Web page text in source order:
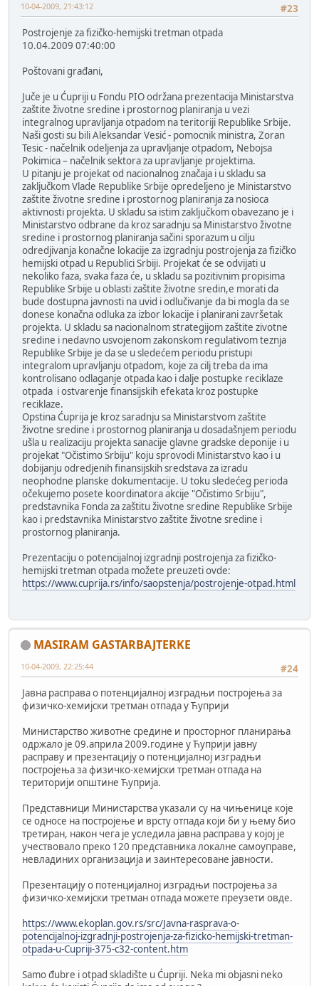
#23
10-04-2009, 21:43:12
Postrojenje za fizičko-hemijski tretman otpada
10.04.2009 07:40:00
Poštovani građani,
Juče je u Ćupriji u Fondu PIO održana prezentacija Ministarstva
zaštite životne sredine i prostornog planiranja u vezi
integralnog upravljanja otpadom na teritoriji Republike Srbije.
Naši gosti su bili Aleksandar Vesić - pomocnik ministra, Zoran
Tesic - načelnik odeljenja za upravljanje otpadom, Nebojsa
Pokimica – načelnik sektora za upravljanje projektima.
U pitanju je projekat od nacionalnog značaja i u skladu sa
zaključkom Vlade Republike Srbije opredeljeno je Ministarstvo
zaštite životne sredine i prostornog planiranja za nosioca
aktivnosti projekta. U skladu sa istim zaključkom obavezano je i
Ministarstvo odbrane da kroz saradnju sa Ministarstvo životne
sredine i prostornog planiranja sačini sporazum u cilju
odredjivanja konačne lokacije za izgradnju postrojenja za fizičko
hemijski otpad u Republici Srbiji. Projekat će se odvijati u
nekoliko faza, svaka faza će, u skladu sa pozitivnim propisima
Republike Srbije u oblasti zaštite životne sredin,e morati da
bude dostupna javnosti na uvid i odlučivanje da bi mogla da se
donese konačna odluka za izbor lokacije i planirani završetak
projekta. U skladu sa nacionalnom strategijom zaštite zivotne
sredine i nedavno usvojenom zakonskom regulativom teznja
Republike Srbije je da se u sledećem periodu pristupi
integralom upravljanju otpadom, koje za cilj treba da ima
kontrolisano odlaganje otpada kao i dalje postupke reciklaze
otpada i ostvarenje finansijskih efekata kroz postupke
reciklaze.
Opstina Ćuprija je kroz saradnju sa Ministarstvom zaštite
životne sredine i prostornog planiranja u dosadašnjem periodu
ušla u realizaciju projekta sanacije glavne gradske deponije i u
projekat "Očistimo Srbiju" koju sprovodi Ministarstvo kao i u
dobijanju odredjenih finansijskih sredstava za izradu
neophodne planske dokumentacije. U toku sledećeg perioda
očekujemo posete koordinatora akcije "Očistimo Srbiju",
predstavnika Fonda za zaštitu životne sredine Republike Srbije
kao i predstavnika Ministarstvo zaštite životne sredine i
prostornog planiranja.
Prezentaciju o potencijalnoj izgradnji postrojenja za fizičko-
hemijski tretman otpada možete preuzeti ovde:
https://www.cuprija.rs/info/saopstenja/postrojenje-otpad.html
MASIRAM GASTARBAJTERKE
#24
10-04-2009, 22:25:44
Јавна расправа о потенцијалној изградњи постројења за
физичко-хемијски третман отпада у Ћуприји
Министарство животне средине и просторног планирања
одржало је 09.априла 2009.године у Ћуприји јавну
расправу и презентацију о потенцијалној изградњи
постројења за физичко-хемијски третман отпада на
територији општине Ћуприја.
Представници Министарства указали су на чињенице које
се односе на постројење и врсту отпада који би у њему био
третиран, након чега је уследила јавна расправа у којој је
учествовало преко 120 представника локалне самоуправе,
невладиних организација и заинтересоване јавности.
Презентацију о потенцијалној изградњи постројења за
физичко-хемијски третман отпада можете преузети овде.
https://www.ekoplan.gov.rs/src/Javna-rasprava-o-
potencijalnoj-izgradnji-postrojenja-za-fizicko-hemijski-tretman-
otpada-u-Cupriji-375-c32-content.htm
Samo đubre i otpad skladište u Ćupriji. Neka mi objasni neko